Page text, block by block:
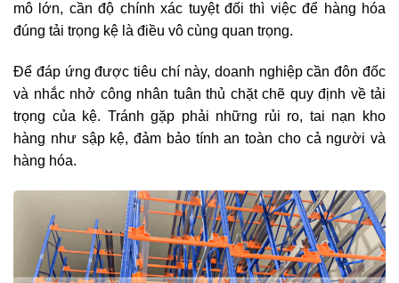
mô lớn, cần độ chính xác tuyệt đối thì việc để hàng hóa
đúng tải trọng kệ là điều vô cùng quan trọng.
Để đáp ứng được tiêu chí này, doanh nghiệp cần đôn đốc
và nhắc nhở công nhân tuân thủ chặt chẽ quy định về tải
trọng của kệ. Tránh gặp phải những rủi ro, tai nạn kho
hàng như sập kệ, đảm bảo tính an toàn cho cả người và
hàng hóa.